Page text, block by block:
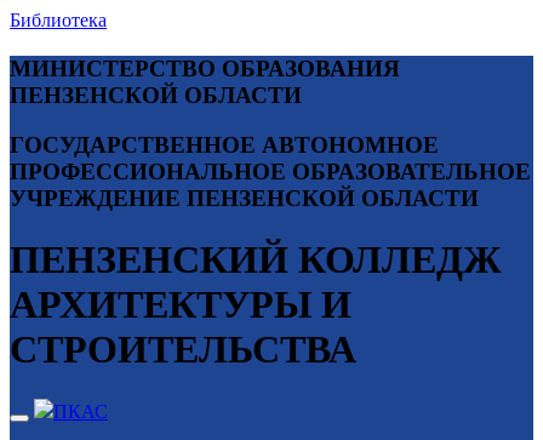
Библиотека
МИНИСТЕРСТВО ОБРАЗОВАНИЯ
ПЕНЗЕНСКОЙ ОБЛАСТИ
ГОСУДАРСТВЕННОЕ АВТОНОМНОЕ
ПРОФЕССИОНАЛЬНОЕ ОБРАЗОВАТЕЛЬНОЕ
УЧРЕЖДЕНИЕ ПЕНЗЕНСКОЙ ОБЛАСТИ
ПЕНЗЕНСКИЙ КОЛЛЕДЖ
АРХИТЕКТУРЫ И
СТРОИТЕЛЬСТВА
ПКАС